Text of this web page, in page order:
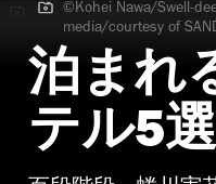
©Kohei Nawa/Swell-deer/
SANDWICH, Kyoto
©Kohei Nawa/Swell-
media/courtesy of
泊まれ
テル5選